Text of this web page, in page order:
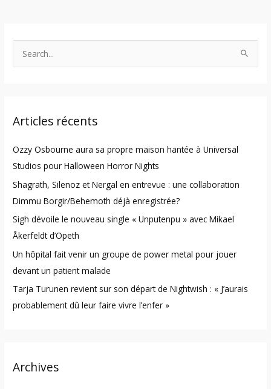
c
f
o
r
:
Articles récents
Ozzy Osbourne aura sa propre maison hantée à Universal
Studios pour Halloween Horror Nights
Shagrath, Silenoz et Nergal en entrevue : une collaboration
Dimmu Borgir/Behemoth déjà enregistrée?
Sigh dévoile le nouveau single « Unputenpu » avec Mikael
Åkerfeldt d’Opeth
Un hôpital fait venir un groupe de power metal pour jouer
devant un patient malade
Tarja Turunen revient sur son départ de Nightwish : « J’aurais
probablement dû leur faire vivre l’enfer »
Archives